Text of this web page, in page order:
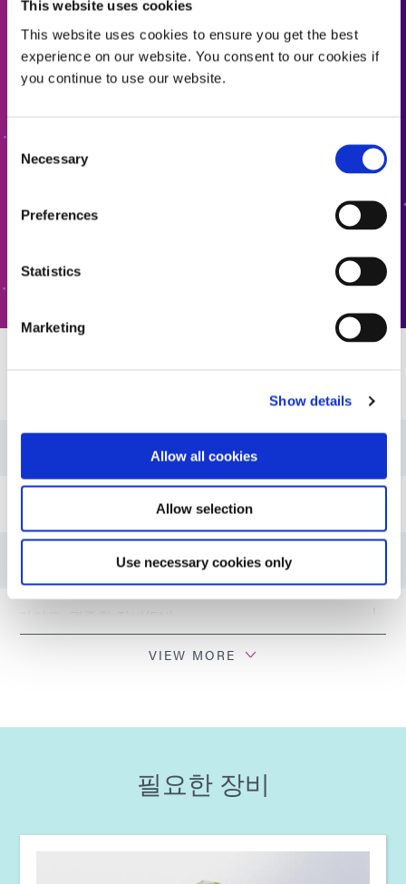
This website uses cookies
This website uses cookies to ensure you get the best
experience on our website. You consent to our cookies if
you continue to use our website.
Selection
Necessary
Preferences
Statistics
Marketing
Show details
Allow all cookies
Allow selection
Use necessary cookies only
도움이 필요하세요? 제품 찾기를
사용하세요.
희에게 문의하세요. 여러분의 의견을 듣고 싶습니다.
가이드: 에너지(아시아|EN)
가이드: 에너지(유럽|EN)
가이드: 광중합 장비(EN)
가이드: 광중합 장비(아시아|EN)
가이드: 광중합 장비(아메리카|ES)
가이드: 분배 장비(EN)
VIEW MORE
필요한 장비